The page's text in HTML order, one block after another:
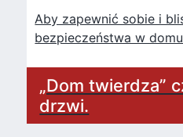
Aby zapewnić sobie i
bezpieczeństwa w
„Dom twierdza”
drzwi.